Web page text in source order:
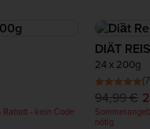
- kein Code
DIÄT REIS
24 x 200g
94,99 €
nötig